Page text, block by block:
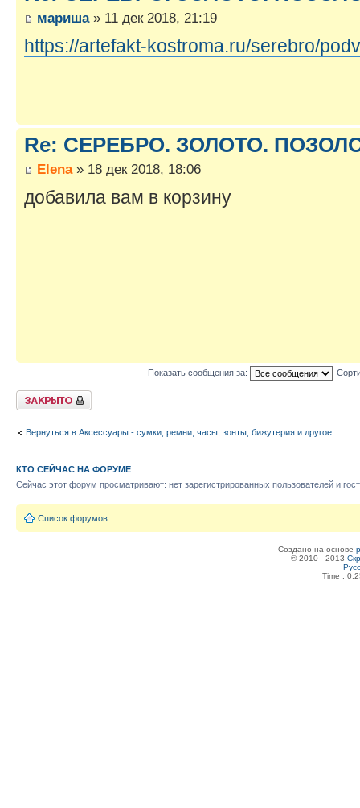
мариша» 11 дек 2018, 21:19
https://artefakt-kostroma.ru/serebro/
Re: СЕРЕБРО. ЗОЛОТО.
Elena» 18 дек 2018, 18:06
добавила вам в корзину
Показать сообщения за:
Тема закрыта
Вернуться в Аксессуары - сумки, ремни, часы, зонты, бижутерия и другое
КТО СЕЙЧАС НА ФОРУМЕ
Сейчас этот форум просматривают: нет зарегистрированных пользователей и
Список форумов
Создано на основе
© 2010 - 2013
Time :